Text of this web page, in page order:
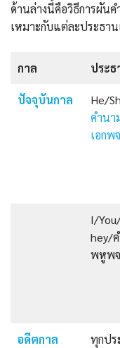
ด้านล่างนี้คือวิธีการผันค
เหมาะกับแต่ละประธา
กาล ประธ
ปัจจุบันกาล
He/
คำนา
เอกพ
I/
hey/
พหูพ
อดีตกาล ทุกปร